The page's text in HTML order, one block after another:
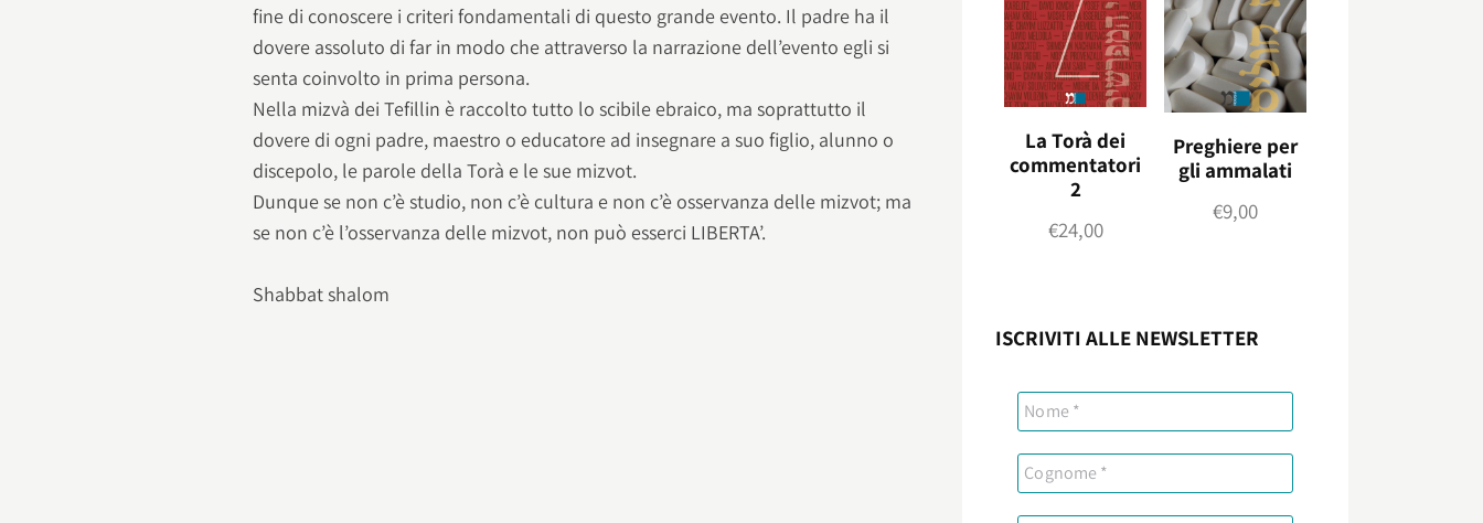
fine di conoscere i criteri fondamentali di questo grande evento. Il padre ha il
dovere assoluto di far in modo che attraverso la narrazione dell’evento egli si
senta coinvolto in prima persona.
Nella mizvà dei Tefillin è raccolto tutto lo scibile ebraico, ma soprattutto il
dovere di ogni padre, maestro o educatore ad insegnare a suo figlio, alunno o
discepolo, le parole della Torà e le sue mizvot.
Dunque se non c’è studio, non c’è cultura e non c’è osservanza delle mizvot; ma
se non c’è l’osservanza delle mizvot, non può esserci LIBERTA’.
Shabbat shalom
La Torà dei
commentatori
2
€24,00
Preghiere per
gli ammalati
€9,00
ISCRIVITI ALLE NEWSLETTER